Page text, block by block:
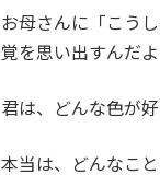
お母さんに「こう
覚を思い出すんだよ
君は、どんな色が
本当は、どんなこ